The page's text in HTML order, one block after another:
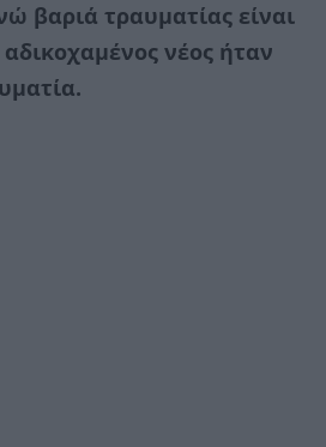
βαριά τραυματίας είναι
νέος ήταν